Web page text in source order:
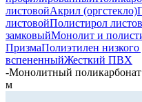
листовойАкрил (оргстекло)
листовойПолистирол
замковыйМонолит и
ПризмаПолиэтилен
вспененныйЖесткий ПВХ
-Монолитный поликарбонат
м